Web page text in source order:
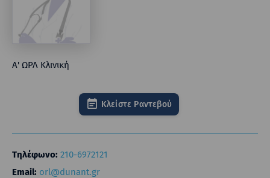
Α' ΩΡΛ Κλινική
Κλείστε Ραντεβού
Τηλέφωνο: 210-6972121
Email: orl@dunant.gr